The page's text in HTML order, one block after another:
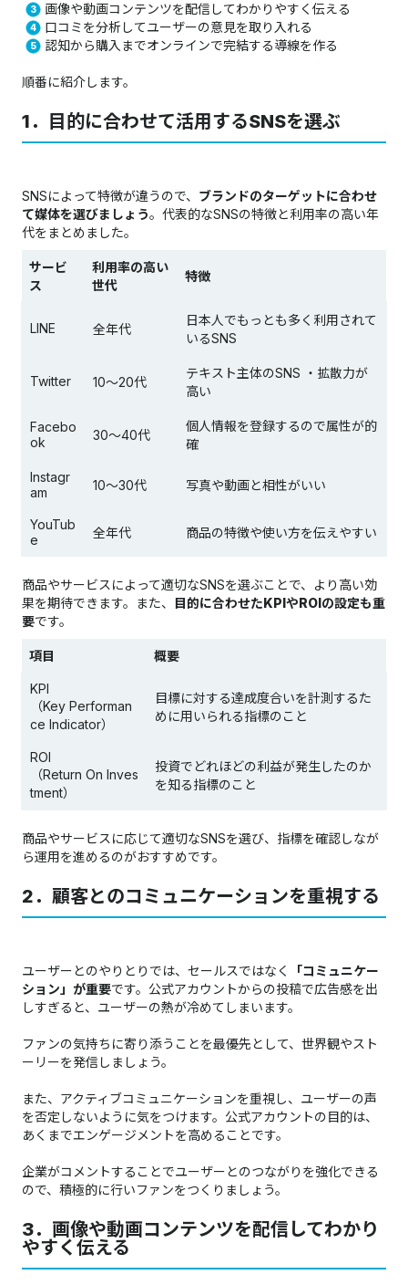
画像や動画コンテンツを配信してわかりやすく伝える
口コミを分析してユーザーの意見を取り入れる
認知から購入までオンラインで完結する導線を作る
順番に紹介します。
1．目的に合わせて活用するSNSを選ぶ
SNSによって特徴が違うので、 ブランドのターゲットに合わせ
て媒体を選びましょう。代表的なSNSの特徴と利用率の高い年
代をまとめました。
サービ
ス
利用率の高い
世代
特徴
LINE 全年代
日本人でもっとも多く利用されて
いるSNS
Twitter 10〜20代
テキスト主体のSNS ・拡散力が
高い
Facebo
ok
30〜40代
個人情報を登録するので属性が的
確
Instagr
am
10〜30代 写真や動画と相性がいい
YouTub
e
全年代 商品の特徴や使い方を伝えやすい
商品やサービスによって適切なSNSを選ぶことで、より高い効
果を期待できます。また、 目的に合わせたKPIやROIの設定も重
要です。
項目 概要
KPI
（Key Performan
ce Indicator）
目標に対する達成度合いを計測するた
めに用いられる指標のこと
ROI
（Return On Inves
tment）
投資でどれほどの利益が発生したのか
を知る指標のこと
商品やサービスに応じて適切なSNSを選び、指標を確認しなが
ら運用を進めるのがおすすめです。
2．顧客とのコミュニケーションを重視する
ユーザーとのやりとりでは、セールスではなく
「コミュニケー
ション」が重要です。公式アカウントからの投稿で広告感を出
しすぎると、ユーザーの熱が冷めてしまいます。
ファンの気持ちに寄り添うことを最優先として、世界観やスト
ーリーを発信しましょう。
また、アクティブコミュニケーションを重視し、ユーザーの声
を否定しないように気をつけます。公式アカウントの目的は、
あくまでエンゲージメントを高めることです。
企業がコメントすることでユーザーとのつながりを強化できる
ので、積極的に行いファンをつくりましょう。
3．画像や動画コンテンツを配信してわかり
やすく伝える